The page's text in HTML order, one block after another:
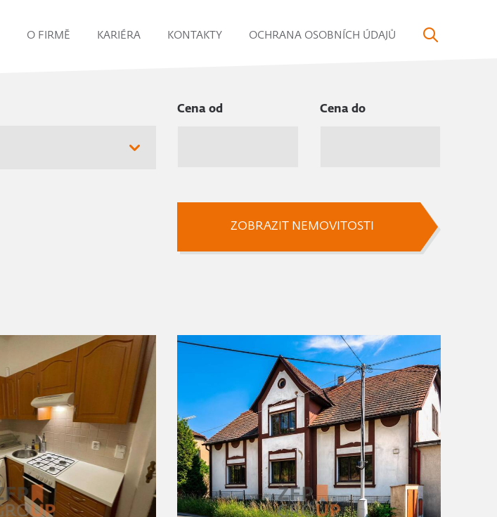
O FIRMĚ KARIÉRA KONTAKTY OCHRANA OSOBNÍCH ÚDAJŮ
Cena od Cena do
ZOBRAZIT NEMOVITOSTI